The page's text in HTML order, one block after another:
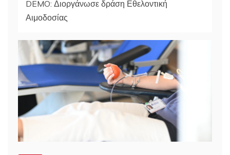
DEMO: Διοργάνωσε δράση Εθελοντική
Αιμοδοσίας